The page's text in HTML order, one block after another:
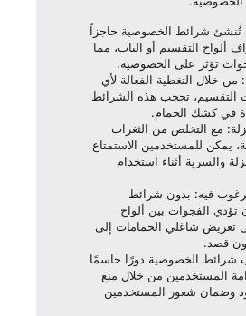
تُنشئ شرائط الخصوصية حاجزاً
ألواح التقسيم أو الباب، مما
تؤثر على الخصوصية.
: من خلال التغطية الفعالة لأي
التقسيم، تحجب هذه الشرائط
في كشك الحمام.
: مع التخلص من الثغرات
يمكن للمستخدمين الاستمتاع
والسرية أثناء استخدام
فيه: بدون شرائط
الفجوات بين ألواح
تعريض شاغلي الحمامات إلى
قصد.
شرائط الخصوصية دورًا حاسمًا
المستخدمين من خلال منع
وضمان شعور المستخدمين